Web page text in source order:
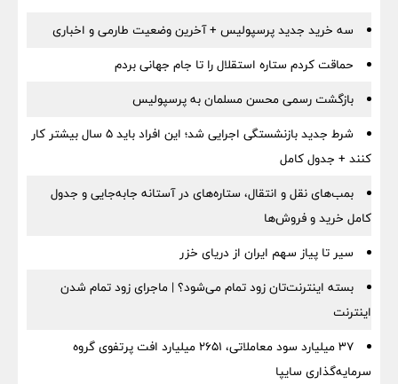
سه خرید جدید پرسپولیس + آخرین وضعیت طارمی و اخباری
حماقت کردم ستاره استقلال را تا جام جهانی بردم
بازگشت رسمی محسن مسلمان به پرسپولیس
شرط جدید بازنشستگی اجرایی شد؛ این افراد باید ۵ سال بیشتر کار
کنند + جدول کامل
بمب‌های نقل و انتقال، ستاره‌های در آستانه جابه‌جایی و جدول
کامل خرید و فروش‌ها
سیر تا پیاز سهم ایران از دریای خزر
بسته اینترنت‌تان زود تمام می‌شود؟ | ماجرای زود تمام شدن
اینترنت
۳۷ میلیارد سود معاملاتی، ۲۶۵۱ میلیارد افت پرتفوی گروه
سرمایه‌گذاری سایپا